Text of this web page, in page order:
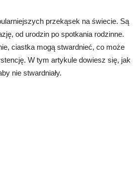
przekąsek na świecie. Są
od urodzin po spotkania rodzinne.
ciastka mogą stwardnieć, co może
W tym artykule dowiesz się, jak
nie stwardniały.